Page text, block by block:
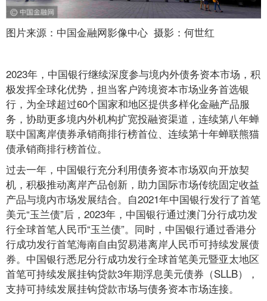
图片来源：中国金融网影像中心 摄影：何世红
2023年，中国银行继续深度参与境内外债务资本市场，积
极发挥全球化优势，担当客户跨境资本市场业务首选银
行，为全球超过60个国家和地区提供多样化金融产品服
务，协助更多境内外机构扩宽投融资渠道，连续第八年蝉
联中国离岸债券承销商排行榜首位、连续第十年蝉联熊猫
债承销商排行榜首位。
过去一年，中国银行充分利用债务资本市场双向开放契
机，积极推动离岸产品创新，助力国际市场传统固定收益
产品与境内市场发展结合。自2021年中国银行发行了首笔
美元“玉兰债”后，2023年，中国银行通过澳门分行成功发
行全球首笔人民币“玉兰债”。同时，中国银行通过香港分
行成功发行首笔海南自由贸易港离岸人民币可持续发展债
券。中国银行悉尼分行成功发行全球首笔美元暨亚太地区
首笔可持续发展挂钩贷款3年期浮息美元债券（SLLB），
支持可持续发展挂钩贷款市场与债务资本市场连接。